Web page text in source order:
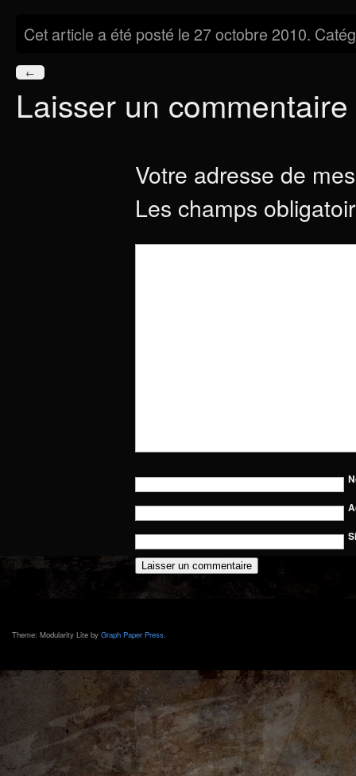
Cet article a été posté le 27 octobre 2010.
←
Laisser un commentaire
Votre adresse de
Les champs
Theme: Modularity Lite by Graph Paper Press.